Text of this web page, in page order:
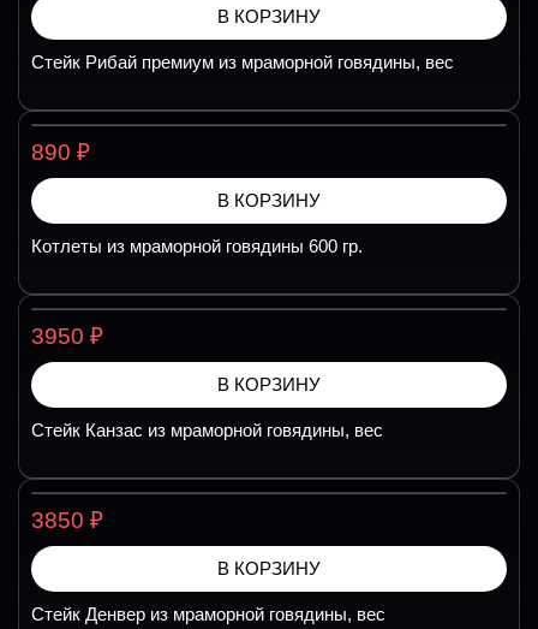
В КОРЗИНУ
Стейк Рибай премиум из мраморной говядины, вес
890 ₽
В КОРЗИНУ
Котлеты из мраморной говядины 600 гр.
3950 ₽
В КОРЗИНУ
Стейк Канзас из мраморной говядины, вес
3850 ₽
В КОРЗИНУ
Стейк Денвер из мраморной говядины, вес